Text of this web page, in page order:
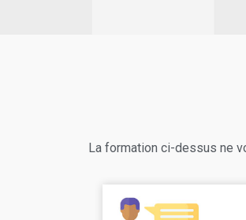
La formation ci-dessus ne